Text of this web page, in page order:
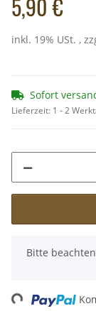
5,90 €
inkl. 19% USt. ,
Sofort
Lieferzeit: 1 - 2
x
Bitte
Loading...